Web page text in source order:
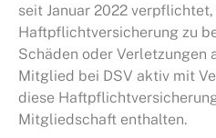
seit Januar 2022 verpflichtet,
Haftpflichtversicherung zu
Schäden oder Verletzungen
Mitglied bei DSV aktiv mit
diese
Mitgliedschaft enthalten.